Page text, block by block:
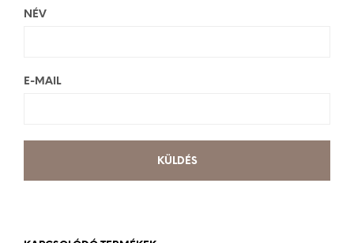
NÉV
E-MAIL